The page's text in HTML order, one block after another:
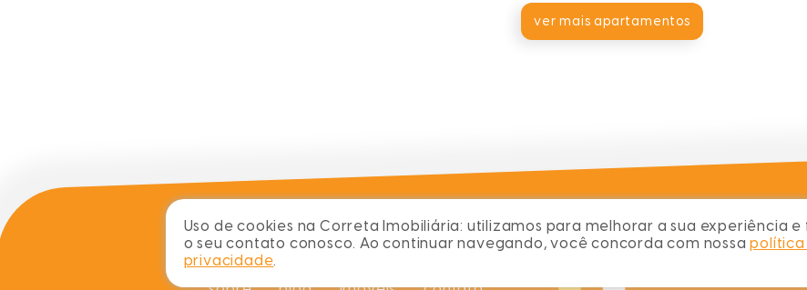
ver mais apartamentos
chame no
Uso de cookies na Correta Imobiliária: utilizamos para melhorar a sua experiência
o seu contato conosco. Ao continuar navegando, você concorda com nossapolítica
privacidade.